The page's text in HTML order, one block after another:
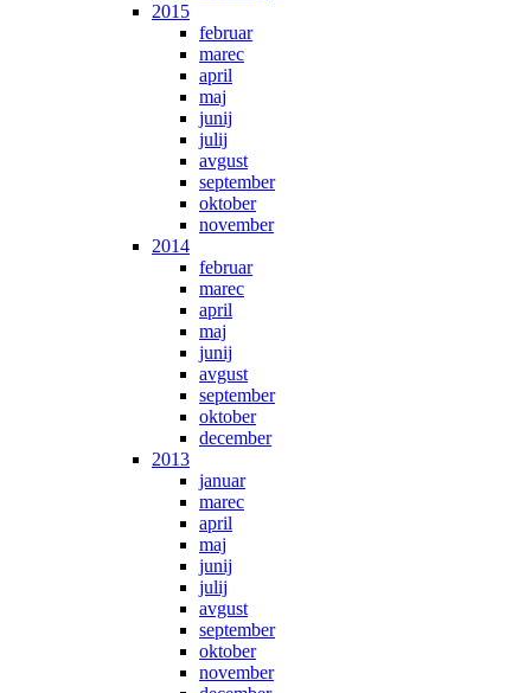
2015
februar
marec
april
maj
junij
julij
avgust
september
oktober
november
2014
februar
marec
april
maj
junij
avgust
september
oktober
december
2013
januar
marec
april
maj
junij
julij
avgust
september
oktober
november